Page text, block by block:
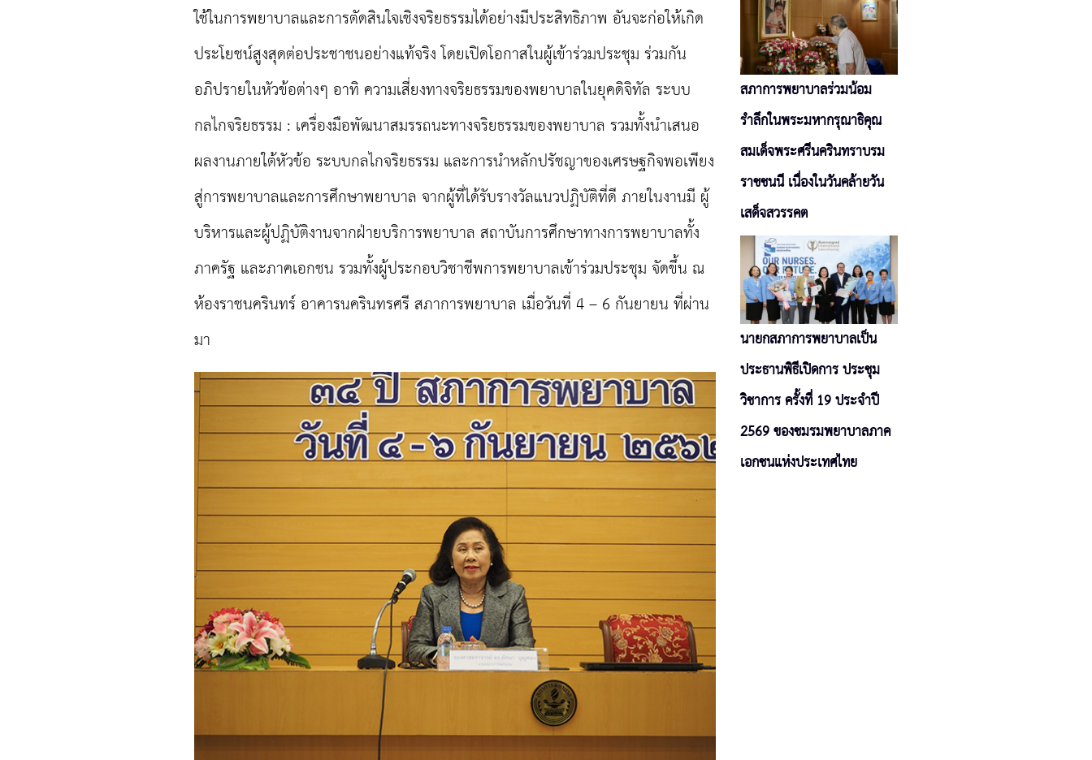
ใช้ในการพยาบาลและการตัดสินใจเชิงจริยธรรมได้อย่างมีประสิทธิภาพ อันจะก่อให้เกิด
ประโยชน์สูงสุดต่อประชาชนอย่างแท้จริง โดยเปิดโอกาสในผู้เข้าร่วมประชุม ร่วมกัน
อภิปรายในหัวข้อต่างๆ อาทิ ความเสี่ยงทางจริยธรรมของพยาบาลในยุคดิจิทัล ระบบ
กลไกจริยธรรม : เครื่องมือพัฒนาสมรรถนะทางจริยธรรมของพยาบาล รวมทั้งนำเสนอ
ผลงานภายใต้หัวข้อ ระบบกลไกจริยธรรม และการนำหลักปรัชญาของเศรษฐกิจพอเพียง
สู่การพยาบาลและการศึกษาพยาบาล จากผู้ที่ได้รับรางวัลแนวปฏิบัติที่ดีภายในงานมี ผู้
บริหารและผู้ปฏิบัติงานจากฝ่ายบริการพยาบาล สถาบันการศึกษาทางการพยาบาลทั้ง
ภาครัฐ และภาคเอกชน รวมทั้งผู้ประกอบวิชาชีพการพยาบาลเข้าร่วมประชุม จัดขึ้น ณ
ห้องราชนครินทร์ อาคารนครินทรศรี สภาการพยาบาล เมื่อวันที่ 4 – 6 กันยายน ที่ผ่าน
มา
สภาการพยาบาลร่วมน้อม
รำลึกในพระมหากรุณาธิคุณ
สมเด็จพระศรีนครินทราบรม
ราชชนนี เนื่องในวันคล้ายวัน
เสด็จสวรรคต
นายกสภาการพยาบาลเป็น
ประธานพิธีเปิดการ ประชุม
วิชาการ ครั้งที่ 19 ประจำปี
2569 ของชมรมพยาบาลภาค
เอกชนแห่งประเทศไทย